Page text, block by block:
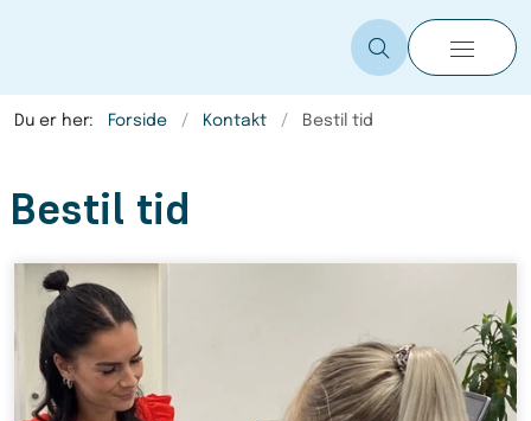
Du er her: Forside Kontakt Bestil tid
Bestil tid